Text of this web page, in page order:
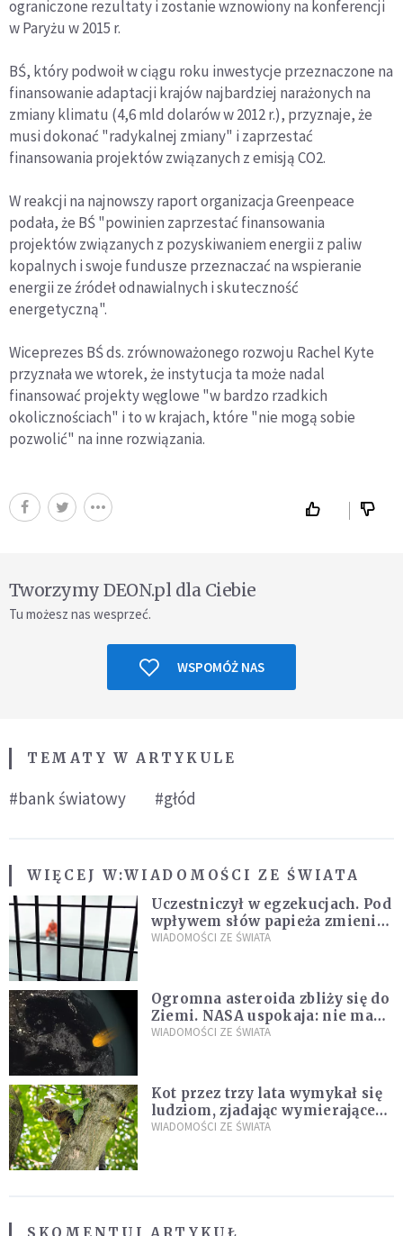
ograniczone rezultaty i zostanie wznowiony na konferencji
w Paryżu w 2015 r.
BŚ, który podwoił w ciągu roku inwestycje przeznaczone na
finansowanie adaptacji krajów najbardziej narażonych na
zmiany klimatu (4,6 mld dolarów w 2012 r.), przyznaje, że
musi dokonać "radykalnej zmiany" i zaprzestać
finansowania projektów związanych z emisją CO2.
W reakcji na najnowszy raport organizacja Greenpeace
podała, że BŚ "powinien zaprzestać finansowania
projektów związanych z pozyskiwaniem energii z paliw
kopalnych i swoje fundusze przeznaczać na wspieranie
energii ze źródeł odnawialnych i skuteczność
energetyczną".
Wiceprezes BŚ ds. zrównoważonego rozwoju Rachel Kyte
przyznała we wtorek, że instytucja ta może nadal
finansować projekty węglowe "w bardzo rzadkich
okolicznościach" i to w krajach, które "nie mogą sobie
pozwolić" na inne rozwiązania.
Tworzymy DEON.pl dla Ciebie
Tu możesz nas wesprzeć.
WSPOMÓŻ NAS
TEMATY W ARTYKULE
#bank światowy #głód
WIĘCEJ W:WIADOMOŚCI ZE ŚWIATA
Uczestniczył w egzekucjach. Pod
wpływem słów papieża zmienił
zdanie
WIADOMOŚCI ZE ŚWIATA
Ogromna asteroida zbliży się do
Ziemi. NASA uspokaja: nie ma
zagrożenia
WIADOMOŚCI ZE ŚWIATA
Kot przez trzy lata wymykał się
ludziom, zjadając wymierające
kaczki. W końcu popełnił
WIADOMOŚCI ZE ŚWIATA